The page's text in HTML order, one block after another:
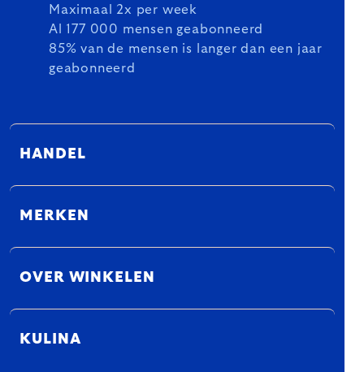
Maximaal 2x per week
Al 177 000 mensen geabonneerd
85% van de mensen is langer dan een jaar
geabonneerd
HANDEL
MERKEN
OVER WINKELEN
KULINA